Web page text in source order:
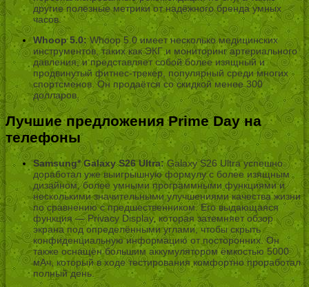
другие полезные метрики от надёжного бренда умных
часов.
Whoop 5.0:Whoop 5.0 имеет несколько медицинских
инструментов, таких как ЭКГ и мониторинг артериального
давления, и представляет собой более изящный и
продвинутый фитнес-трекер, популярный среди многих
спортсменов. Он продаётся со скидкой менее 300
долларов.
Лучшие предложения Prime Day на
телефоны
Samsung* Galaxy S26 Ultra:Galaxy S26 Ultra успешно
доработал уже выигрышную формулу с более изящным
дизайном, более умными программными функциями и
несколькими значительными улучшениями качества жизни
по сравнению с предшественником. Его выдающаяся
функция — Privacy Display, которая затемняет обзор
экрана под определёнными углами, чтобы скрыть
конфиденциальную информацию от посторонних. Он
также оснащён большим аккумулятором ёмкостью 5000
мАч, который в ходе тестирования комфортно проработал
полный день.